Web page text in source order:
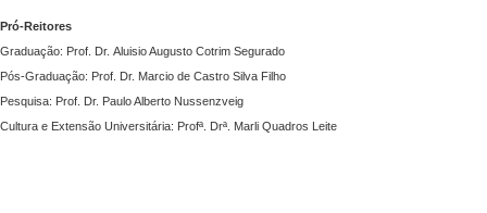
Pró-Reitores
Graduação: Prof. Dr. Aluisio Augusto Cotrim Segurado
Pós-Graduação: Prof. Dr. Marcio de Castro Silva Filho
Pesquisa: Prof. Dr. Paulo Alberto Nussenzveig
Cultura e Extensão Universitária: Profª. Drª. Marli Quadros Leite